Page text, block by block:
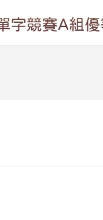
字競賽A組